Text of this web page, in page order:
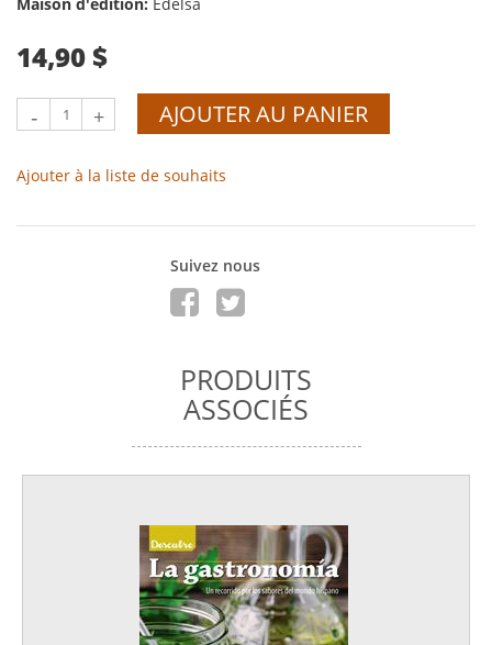
14,90 $
- + AJOUTER AU PANIER
Ajouter à la liste de souhaits
Suivez nous
PRODUITS
ASSOCIÉS